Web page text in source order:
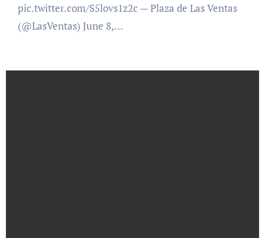
pic.twitter.com/S5lovs1z2c — Plaza de Las Ventas
(@LasVentas) June 8,…